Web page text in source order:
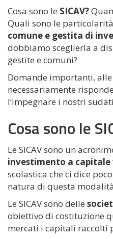
Cosa sono le SICAV?
Quali sono le
comune e gestita di
dobbiamo sceglierla a
gestite e comuni?
Domande importanti,
necessariamente
l’impegnare i nostri
Cosa sono le
Le SICAV sono un
investimento a capitale
scolastica che ci dice
natura di questa
Le SICAV sono delle
obiettivo di costituzione
mercati i capitali raccolti